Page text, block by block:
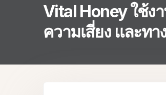
Vital Honey ใช้ง
ความเสี่ยง และทา